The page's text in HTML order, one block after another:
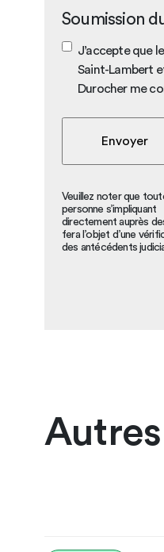
Soumission
J’accepte que
Saint-Lambert
Durocher me
Veuillez noter que
personne s’impliquant
directement auprès
fera l’objet d’une
des antécédents